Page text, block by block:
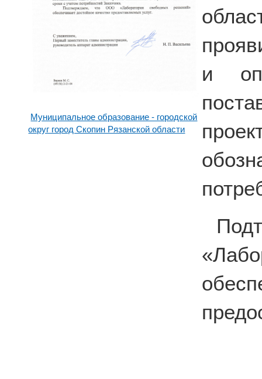
Муниципальное образование - городской
округ город Скопин Рязанской области
и